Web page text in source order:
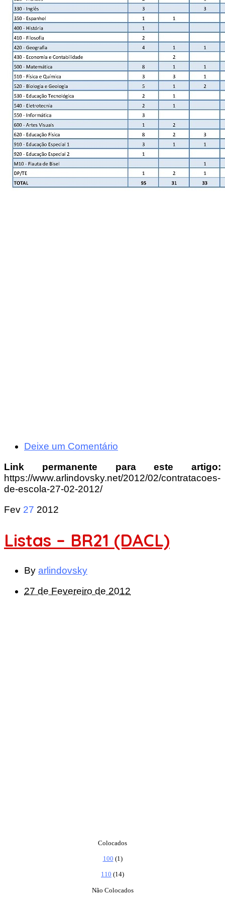
Deixe um Comentário
Link permanente para este artigo:
https://www.arlindovsky.net/2012/02/contratacoes-
de-escola-27-02-2012/
Fev 27 2012
Listas – BR21 (DACL)
By arlindovsky
27 de Fevereiro de 2012
Colocados
100 (1)
110 (14)
Não Colocados